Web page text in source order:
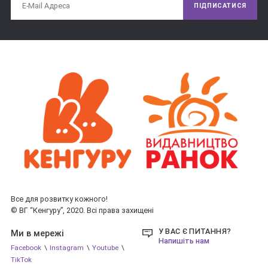
втрачають своєї мудрості і простоти. І сьогодні в цих
історіях можна знайти відповіді на багато важливих питань,
які постають перед кожним вже в ранньому дитинстві.
ПІДПИСАТИСЯ
Все для розвитку кожного!
© ВГ “Кенгуру”, 2020. Всі права захищені
У ВАС Є ПИТАННЯ?
Напишіть нам
Ми в мережі
Facebook \ Instagram \ Youtube \
TikTok